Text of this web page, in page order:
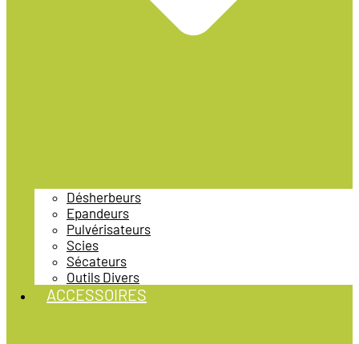
Désherbeurs
Epandeurs
Pulvérisateurs
Scies
Sécateurs
Outils Divers
ACCESSOIRES